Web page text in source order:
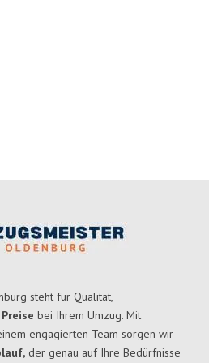
steht für Qualität,
bei Ihrem Umzug. Mit
engagierten Team sorgen wir
der genau auf Ihre Bedürfnisse